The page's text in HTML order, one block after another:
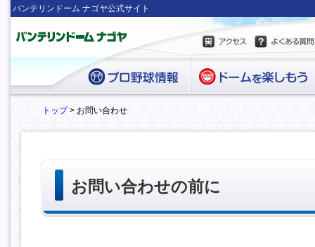
バンテリンドーム ナゴヤ公式サイト
トップ> お問い合わせ
お問い合わせの前に